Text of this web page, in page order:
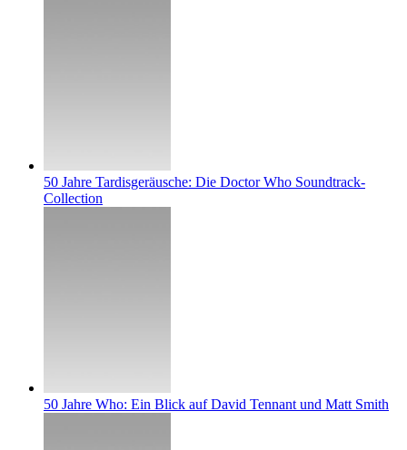
50 Jahre Tardisgeräusche: Die Doctor Who Soundtrack-
Collection
50 Jahre Who: Ein Blick auf David Tennant und Matt Smith